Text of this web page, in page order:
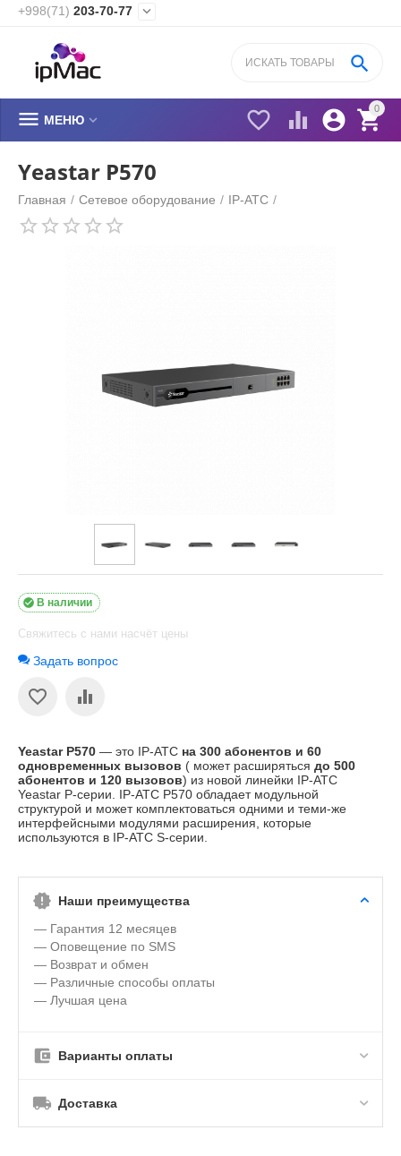
+998(71) 203-70-77 
0


 

 МЕНЮ 
Yeastar P570
Главная / Сетевое оборудование / IP-АТС /
В наличии

Свяжитесь с нами насчёт цены
Задать вопрос
Yeastar P570 — это IP-АТС на 300 абонентов и 60
одновременных вызовов ( может расширяться до 500
абонентов и 120 вызовов) из новой линейки IP-АТС
Yeastar P-серии. IP-АТС P570 обладает модульной
структурой и может комплектоваться одними и теми-же
интерфейсными модулями расширения, которые
используются в IP-АТС S-серии.
Наши преимущества
— Гарантия 12 месяцев
— Оповещение по SMS
— Возврат и обмен
— Различные способы оплаты
— Лучшая цена
Варианты оплаты
Доставка